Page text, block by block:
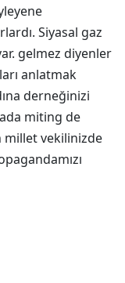
Siyasal gaz
gelmez diyenler
anlatmak
derneğinizi
miting de
millet vekilinizde